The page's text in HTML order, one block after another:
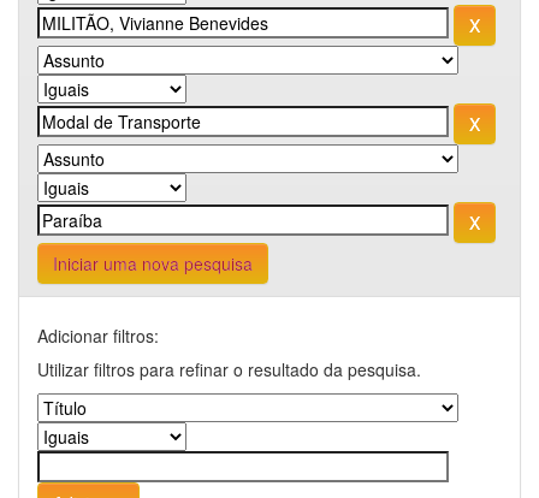
Iniciar uma nova pesquisa
Adicionar filtros:
Utilizar filtros para refinar o resultado da pesquisa.